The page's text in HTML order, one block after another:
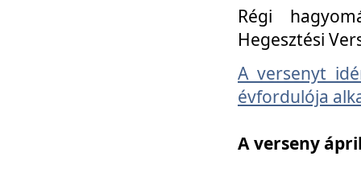
Régi
Hegesztési
A versenyt
évfordulója
A verseny